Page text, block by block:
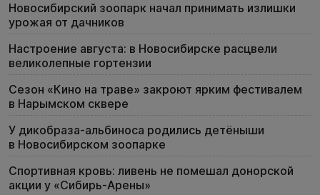
Новосибирский зоопарк начал принимать излишки
урожая от дачников
Настроение августа: в Новосибирске расцвели
великолепные гортензии
Сезон «Кино на траве» закроют ярким фестивалем
в Нарымском сквере
У дикобраза-альбиноса родились детёныши
в Новосибирском зоопарке
Спортивная кровь: ливень не помешал донорской
акции у «Сибирь-Арены»